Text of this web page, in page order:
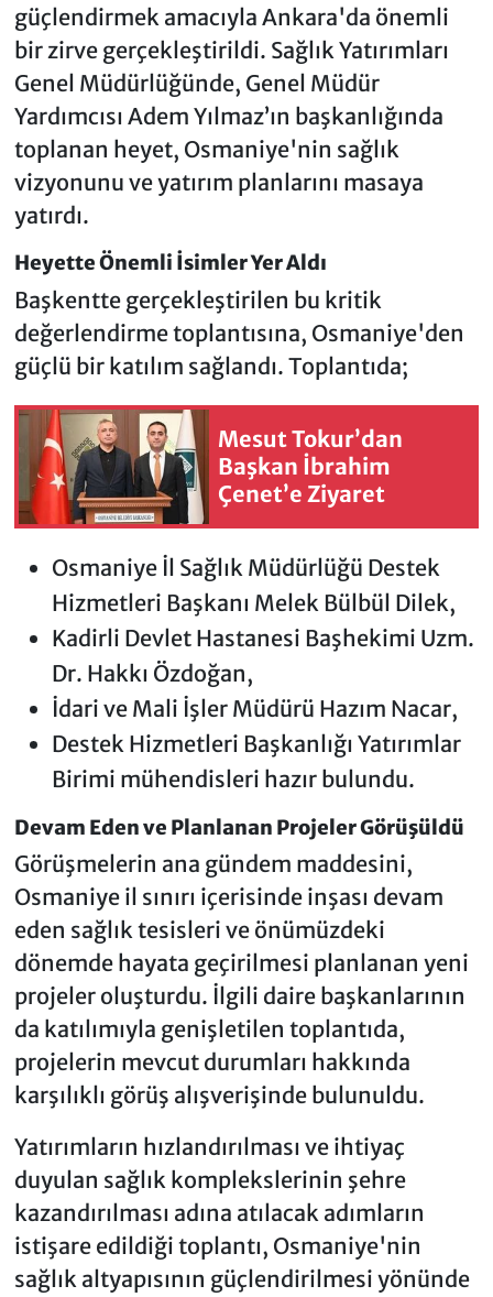
güçlendirmek amacıyla Ankara'da önemli
bir zirve gerçekleştirildi. Sağlık Yatırımları
Genel Müdürlüğünde, Genel Müdür
Yardımcısı Adem Yılmaz’ın başkanlığında
toplanan heyet, Osmaniye'nin sağlık
vizyonunu ve yatırım planlarını masaya
yatırdı.
Heyette Önemli İsimler Yer Aldı
Başkentte gerçekleştirilen bu kritik
değerlendirme toplantısına, Osmaniye'den
güçlü bir katılım sağlandı. Toplantıda;
Mesut Tokur’dan
Başkan İbrahim
Çenet’e Ziyaret
Osmaniye İl Sağlık Müdürlüğü Destek
Hizmetleri Başkanı Melek Bülbül Dilek,
Kadirli Devlet Hastanesi Başhekimi Uzm.
Dr. Hakkı Özdoğan,
İdari ve Mali İşler Müdürü Hazım Nacar,
Destek Hizmetleri Başkanlığı Yatırımlar
Birimi mühendisleri hazır bulundu.
Devam Eden ve Planlanan Projeler Görüşüldü
Görüşmelerin ana gündem maddesini,
Osmaniye il sınırı içerisinde inşası devam
eden sağlık tesisleri ve önümüzdeki
dönemde hayata geçirilmesi planlanan yeni
projeler oluşturdu. İlgili daire başkanlarının
da katılımıyla genişletilen toplantıda,
projelerin mevcut durumları hakkında
karşılıklı görüş alışverişinde bulunuldu.
Yatırımların hızlandırılması ve ihtiyaç
duyulan sağlık komplekslerinin şehre
kazandırılması adına atılacak adımların
istişare edildiği toplantı, Osmaniye'nin
sağlık altyapısının güçlendirilmesi yönünde